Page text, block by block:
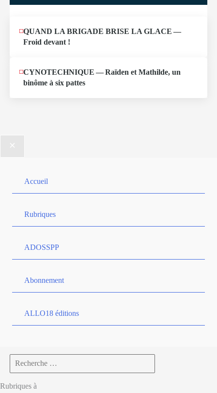
QUAND LA BRIGADE BRISE LA GLACE —
Froid devant !
CYNOTECHNIQUE — Raïden et Mathilde, un
binôme à six pattes
Accueil
Rubriques
ADOSSPP
Abonnement
ALLO18 éditions
Search
for:
Rubriques à